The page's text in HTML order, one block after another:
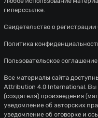
гиперссылке.
Свидетельство о
Политика
Пользовательское соглашение
Все материалы сайта
Attribution 4.0 International. Вы
(создателя) произведения
уведомление об авторских
уведомление об оговорке и